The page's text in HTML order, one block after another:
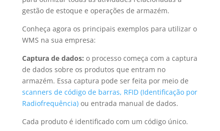
gestão de estoque e operações de armazém.
Conheça agora os principais exemplos para utilizar o
WMS na sua empresa:
Captura de dados: o processo começa com a captura
de dados sobre os produtos que entram no
armazém. Essa captura pode ser feita por meio de
scanners de código de barras, RFID (Identificação por
Radiofrequência)ou entrada manual de dados.
Cada produto é identificado com um código único.